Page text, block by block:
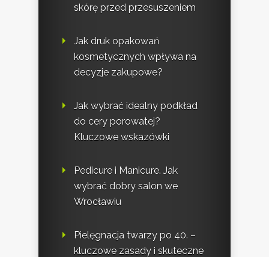
skórę przed przesuszeniem
Jak druk opakowań
kosmetycznych wpływa na
decyzje zakupowe?
Jak wybrać idealny podkład
do cery porowatej?
Kluczowe wskazówki
Pedicure i Manicure. Jak
wybrać dobry salon we
Wrocławiu
Pielęgnacja twarzy po 40. –
kluczowe zasady i skuteczne